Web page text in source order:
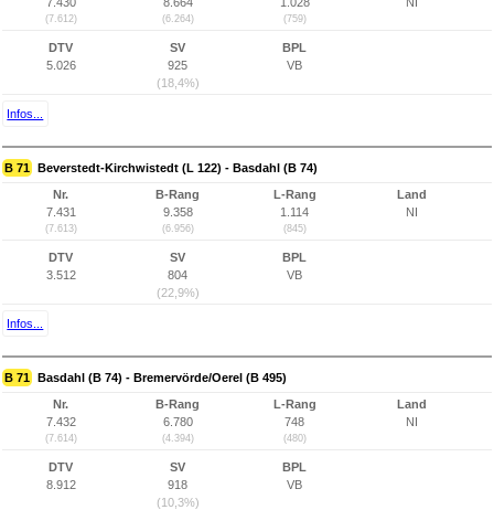
(7.612) (6.264) (759)
DTV
5.026
SV
925
(18,4%)
BPL
VB
Infos...
B 71 Beverstedt-Kirchwistedt (L 122) - Basdahl (B 74)
Nr.
7.431
(7.613)
B-Rang
9.358
(6.956)
L-Rang
1.114
(845)
Land
NI
DTV
3.512
SV
804
(22,9%)
BPL
VB
Infos...
B 71 Basdahl (B 74) - Bremervörde/Oerel (B 495)
Nr.
7.432
(7.614)
B-Rang
6.780
(4.394)
L-Rang
748
(480)
Land
NI
DTV
8.912
SV
918
(10,3%)
BPL
VB